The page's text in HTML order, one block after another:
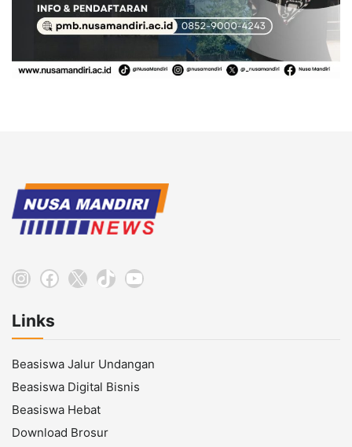
Instagram
Facebook
X TikTokYouTube
Links
Beasiswa Jalur Undangan
Beasiswa Digital Bisnis
Beasiswa Hebat
Download Brosur